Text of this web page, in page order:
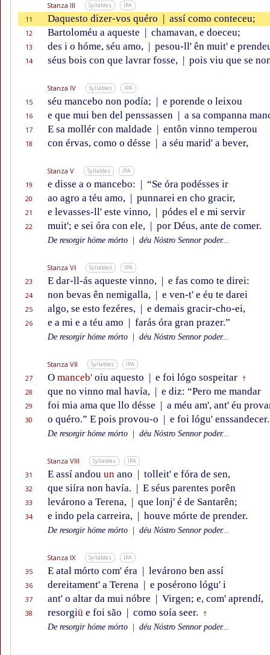
Stanza III Syllables IPA
11 Daquesto dizer-vos quéro | assí como conteceu;
12 Bartoloméu a aqueste | chamavan, e doeceu;
13 des i o hóme, séu amo, | pesou-ll' ên muit' e
14 séus bois con que lavrar fosse, | pois viu que se
Stanza IV Syllables IPA
15 séu mancebo non podía; | e porende o leixou
16 e que mui ben del penssassen | a sa companna
17 E sa mollér con maldade | entôn vinno temperou
18 con érvas, como o désse | a séu marid' a bever,
Stanza V Syllables IPA
19 e disse a o mancebo: | “Se óra podésses ir
20 ao agro a téu amo, | punnarei en cho gracir,
21 e levasses-ll' este vinno, | pódes el e mi servir
22 muit'; e sei óra con ele, | por Déus, ante de comer.
De resorgir hóme mórto déu Nóstro Sennor poder...
Stanza VI Syllables IPA
23 E dar-ll-ás aqueste vinno, | e fas como te direi:
24 non bevas ên nemigalla, | e ven-t' e éu te darei
25 algo, se esto fezéres, | e demais gracir-cho-ei,
26 e a mi e a téu amo | farás óra gran prazer.”
De resorgir hóme mórto déu Nóstro Sennor poder...
Stanza VII Syllables IPA
27 O manceb' oiu aquesto | e foi lógo sospeitar †
28 que no vinno mal havía, | e diz: “Pero me mandar
29 foi mia ama que llo désse | a méu am', ant' éu
30 o quéro.” E pois provou-o | e foi lógu' enssandecer.
De resorgir hóme mórto déu Nóstro Sennor poder...
Stanza VIII Syllables IPA
31 E assí andou un ano | tolleit' e fóra de sen,
32 que siíra non havía. | E séus parentes porên
33 levárono a Terena, | que lonj' é de Santarên;
34 e indo pela carreira, | houve mórte de prender.
De resorgir hóme mórto déu Nóstro Sennor poder...
Stanza IX Syllables IPA
35 E atal mórto com' éra | levárono ben assí
36 dereitament' a Terena | e posérono lógu' i
37 ant' o altar da mui nóbre | Virgen; e, com' aprendí,
38 resorgiü e foi são | como soía seer. †
De resorgir hóme mórto déu Nóstro Sennor poder...